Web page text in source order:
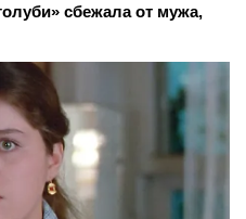
сбежала от мужа,